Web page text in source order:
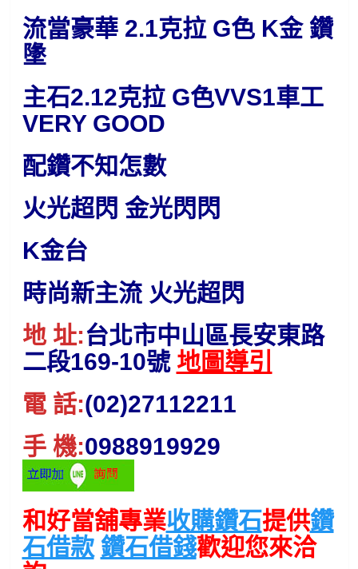
流當豪華 2.1克拉 G色 K金 鑽
墬
主石2.12克拉 G色VVS1車工
VERY GOOD
配鑽不知怎數
火光超閃 金光閃閃
K金台
時尚新主流 火光超閃
地 址:台北市中山區長安東路
二段169-10號 地圖導引
電 話:(02)27112211
手 機:0988919929
和好當舖專業收購鑽石提供鑽
石借款 鑽石借錢歡迎您來洽